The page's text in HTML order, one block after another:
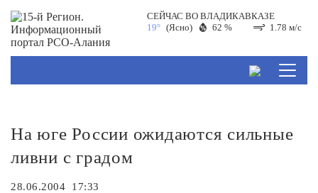
СЕЙЧАС ВОВЛАДИКАВКАЗЕ
19° (Ясно) 62 % 1.78 м/с
На юге России ожидаются сильные
ливни с градом
28.06.2004 17:33